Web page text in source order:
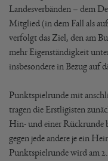
Landesverbänden – dem
Mitglied (in dem Fall als
verfolgt das Ziel, den am
mehr Eigenständigkeit
insbesondere in Bezug auf
Punktspielrunde mit
tragen die Erstligisten
Hin- und einer Rückrunde
gegen jede andere je ein
Punktspielrunde wird am